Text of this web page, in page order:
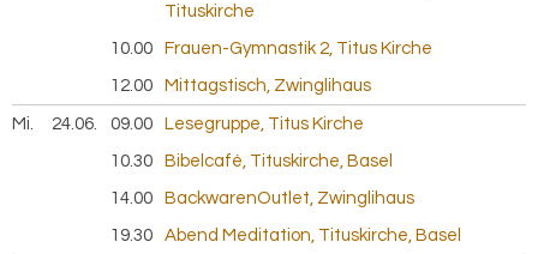
Tituskirche
10.00 Frauen-Gymnastik 2, Titus Kirche
12.00 Mittagstisch, Zwinglihaus
Mi. 24.06. 2026
09.00 Lesegruppe, Titus Kirche
10.30 Bibelcafé, Tituskirche, Basel
14.00 BackwarenOutlet, Zwinglihaus
19.30 Abend Meditation, Tituskirche, Basel